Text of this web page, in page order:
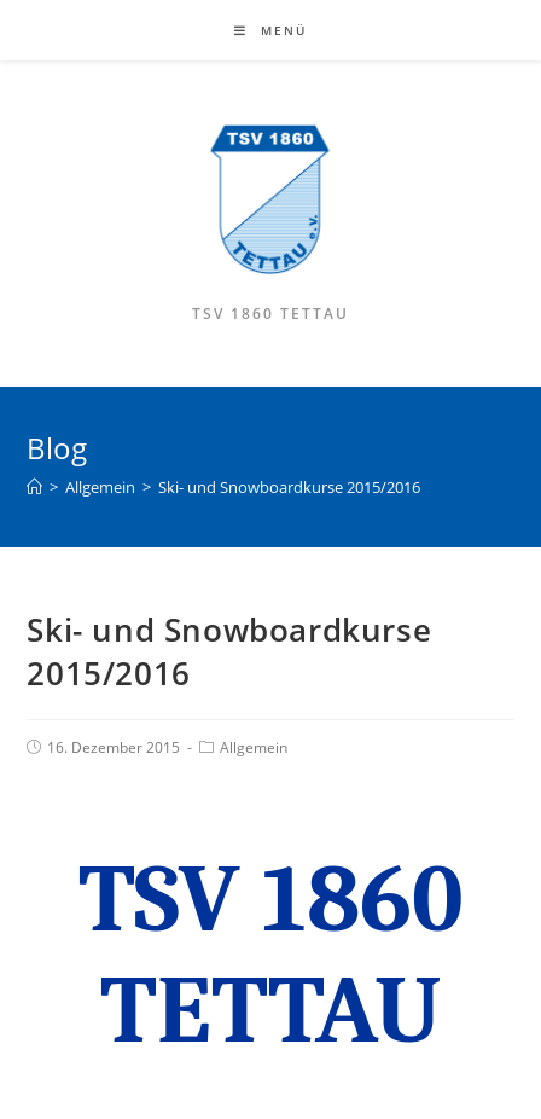
MENÜ
TSV 1860 TETTAU
Blog
> Allgemein > Ski- und Snowboardkurse 2015/2016
Ski- und Snowboardkurse
2015/2016
16. Dezember 2015 Allgemein
TSV 1860
TETTAU